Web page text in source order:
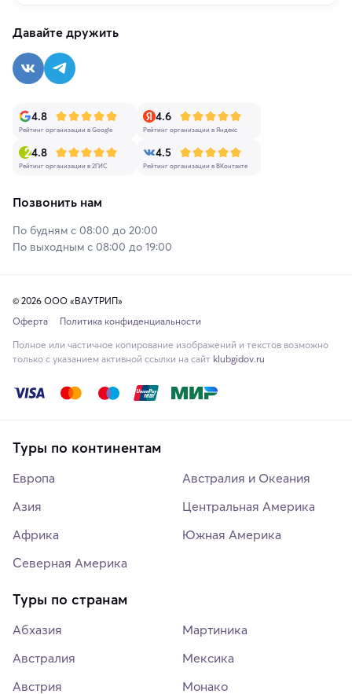
Давайте дружить
4.8
Рейтинг организации в Google
4.6
Рейтинг организации в Яндекс
4.8
Рейтинг организации в 2ГИС
4.5
Рейтинг организации в ВКонтакте
Позвонить нам
По будням с 08:00 до 20:00
По выходным с 08:00 до 19:00
© 2026 ООО «ВАУТРИП»
Оферта
Политика конфиденциальности
Полное или частичное копирование изображений и текстов возможно
только с указанием активной ссылки на сайт klubgidov.ru
Туры по континентам
Европа
Азия
Африка
Северная Америка
Австралия и Океания
Центральная Америка
Южная Америка
Туры по странам
Абхазия
Австралия
Австрия
Мартиника
Мексика
Монако